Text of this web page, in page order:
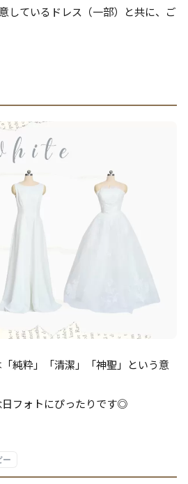
しているドレス（一部）と共に、ご
純粋」「清潔」「神聖」という意
フォトにぴったりです◎
ー